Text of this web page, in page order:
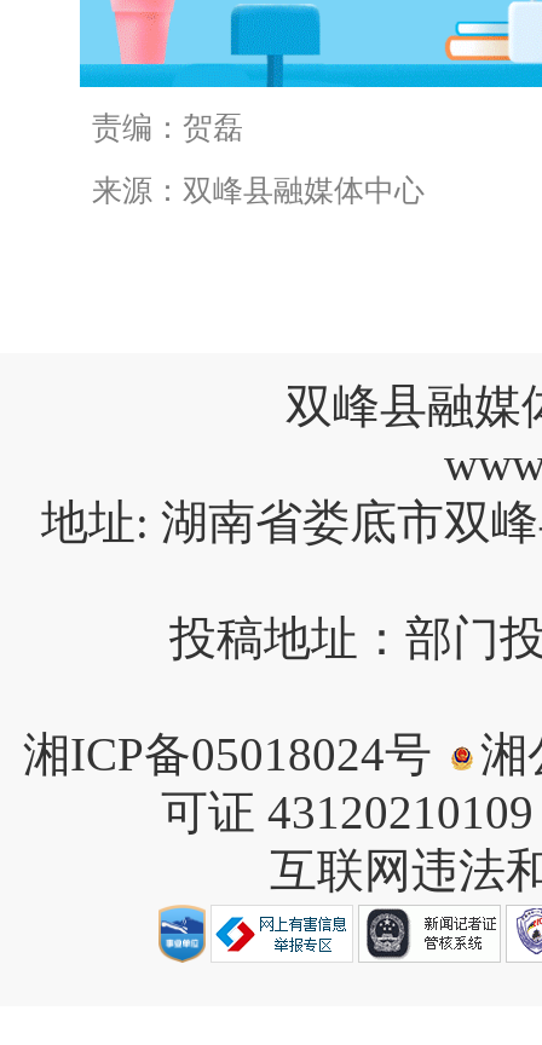
责编：贺磊
来源：双峰县融媒体中心
双峰县融媒
地址: 湖南省娄底市双
投稿地址：部门
湘ICP备05018024号
湘
可证
互联网违法